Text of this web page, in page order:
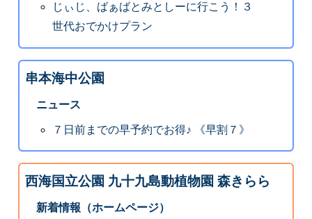
じぃじ、ばぁばとみとしーに行こう！３
世代おでかけプラン
串本海中公園
ニュース
７日前までの早予約でお得♪ 《早割７》
西海国立公園 九十九島動植物園 森きらら
新着情報（ホームページ）